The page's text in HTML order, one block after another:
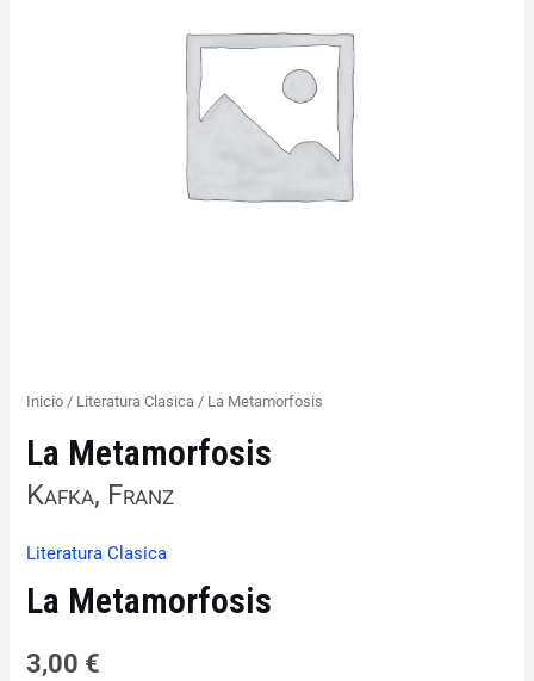
Inicio / Literatura Clasica / La Metamorfosis
La Metamorfosis
Kafka, Franz
Literatura Clasica
La Metamorfosis
3,00 €